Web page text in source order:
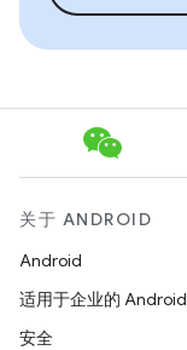
关于 ANDROID
Android
适用于企业的 Android
安全